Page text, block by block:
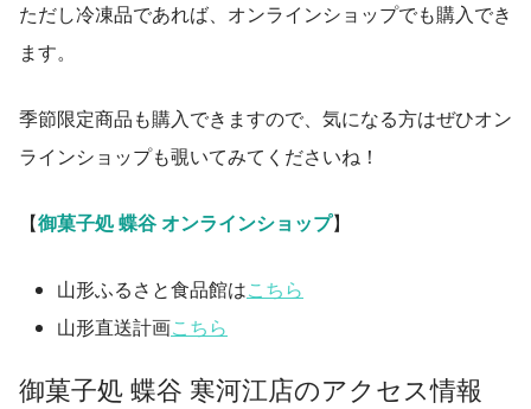
ただし冷凍品であれば、オンラインショップでも購入でき
ます。
季節限定商品も購入できますので、気になる方はぜひオン
ラインショップも覗いてみてくださいね！
【御菓子処 蝶谷 オンラインショップ】
山形ふるさと食品館はこちら
山形直送計画こちら
御菓子処 蝶谷 寒河江店のアクセス情報